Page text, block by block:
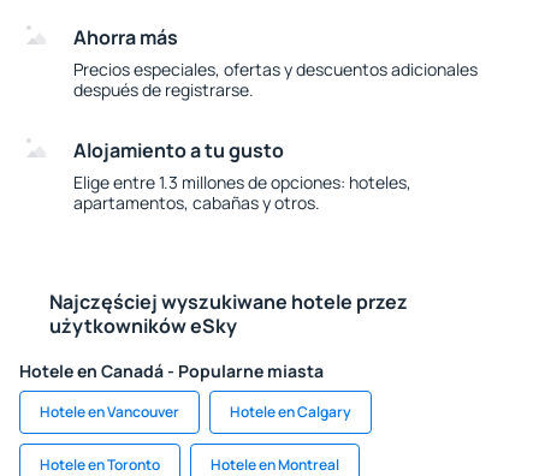
Ahorra más
Precios especiales, ofertas y descuentos adicionales
después de registrarse.
Alojamiento a tu gusto
Elige entre 1.3 millones de opciones: hoteles,
apartamentos, cabañas y otros.
Najczęściej wyszukiwane hotele przez
użytkowników eSky
Hotele en Canadá - Popularne miasta
Hotele en Vancouver Hotele en Calgary
Hotele en Toronto Hotele en Montreal